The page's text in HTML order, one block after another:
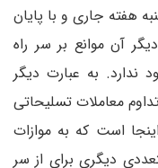
هفته جاری و با پایان
آن موانع بر سر راه
ندارد. به عبارت دیگر
معاملات تسلیحاتی
است که به موازات
دیگری برای از سر